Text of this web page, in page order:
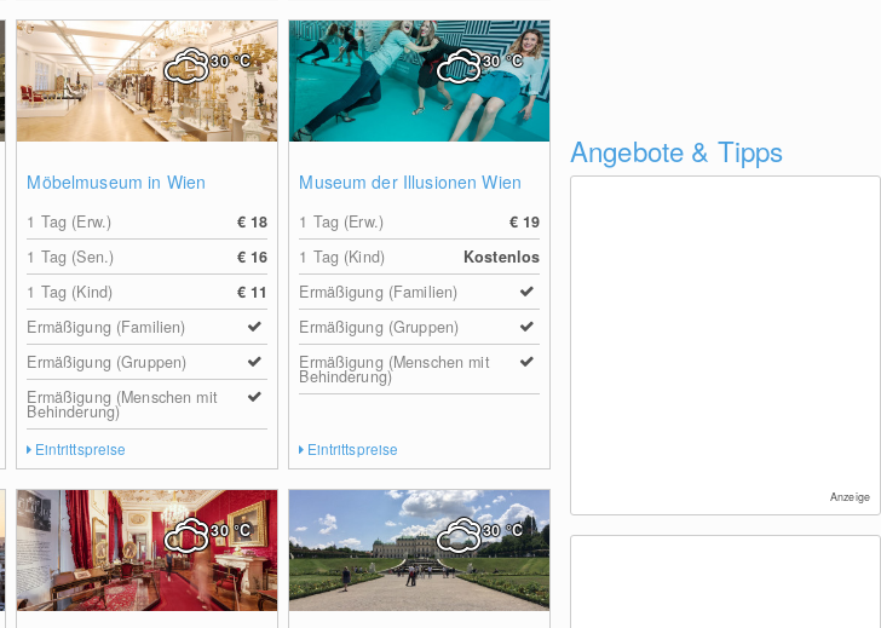
Möbelmuseum in Wien
30°C
1 Tag (Erw.)
€ 18
1 Tag (Sen.)
€ 16
1 Tag (Kind)
€ 11
Ermäßigung (Familien)
Ermäßigung (Gruppen)
Ermäßigung (Menschen mit
Behinderung)
Eintrittspreise
Museum der Illusionen Wien
30°C
1 Tag (Erw.)
€ 19
1 Tag (Kind)
Kostenlos
Ermäßigung (Familien)
Ermäßigung (Gruppen)
Ermäßigung (Menschen mit
Behinderung)
Eintrittspreise
30°C 30°C
Angebote & Tipps
Anzeige